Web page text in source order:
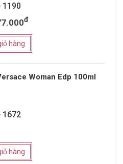
1190
đ
hàng
Woman Edp 100ml
1672
hàng